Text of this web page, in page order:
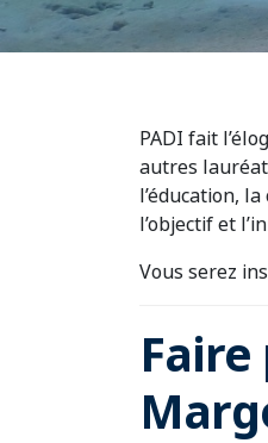
PADI fait
autres
l’éducation,
l’objectif et
Vous serez